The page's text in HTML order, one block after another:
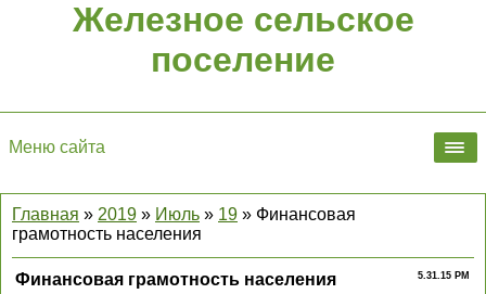
Железное сельское
поселение
Меню сайта
Главная » 2019 » Июль » 19 » Финансовая
грамотность населения
5.31.15 PM
Финансовая грамотность населения